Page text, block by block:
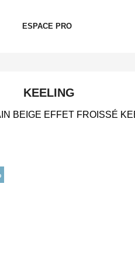
ESPACE PRO
KEELING
BEIGE EFFET FROISSÉ